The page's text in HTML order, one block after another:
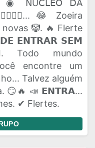
◉ 𝖭Ú𝖢𝖫𝖤𝖮 𝖣𝖠
😂 Zoeira
🤡. 🔥 Flerte
𝗘𝗡𝗧𝗥𝗔𝗥 𝗦𝗘𝗠
Todo mundo
encontre um
Talvez alguém
😏🔥 📣 𝗘𝗡𝗧𝗥𝗔...
✔ Flertes.